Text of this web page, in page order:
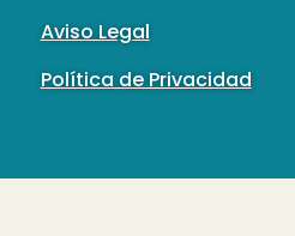
Aviso Legal
Política de Privacidad